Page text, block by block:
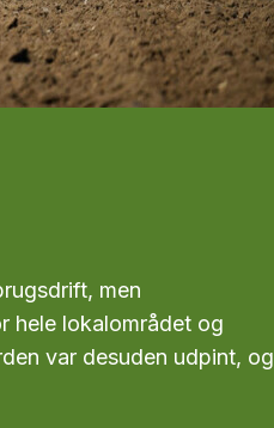
men
hele lokalområdet og
var desuden udpint, og